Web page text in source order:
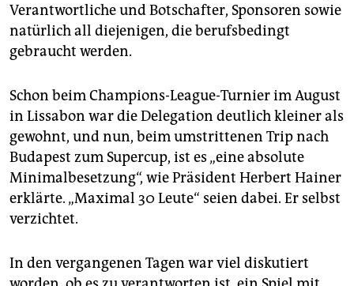
genossenschaft
epaper login
Verantwortliche und Botschafter, Sponsoren sowie
natürlich all diejenigen, die berufsbedingt
gebraucht werden.
Schon beim Champions-League-Turnier im August
in Lissabon war die Delegation deutlich kleiner als
gewohnt, und nun, beim umstrittenen Trip nach
Budapest zum Supercup, ist es „eine absolute
Minimalbesetzung“, wie Präsident Herbert Hainer
erklärte. „Maximal 30 Leute“ seien dabei. Er selbst
verzichtet.
In den vergangenen Tagen war viel diskutiert